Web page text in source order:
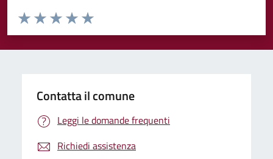
Valuta da 1 a 5 stelle la pagina
Valuta 5 stelle su 5
Valuta 4 stelle su 5
Valuta 3 stelle su 5
Valuta 2 stelle su 5
Valuta 1 stelle su 5
Contatta il comune
Leggi le domande frequenti
Richiedi assistenza